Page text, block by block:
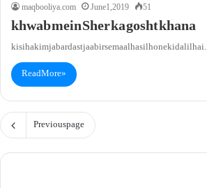
maqbooliya.com
June 1, 2019 51
khwab mein Sher ka gosht khana
kisi hakim jabardast jaabir se maal hasil hone ki dalil hai.
Read More »
Previous page